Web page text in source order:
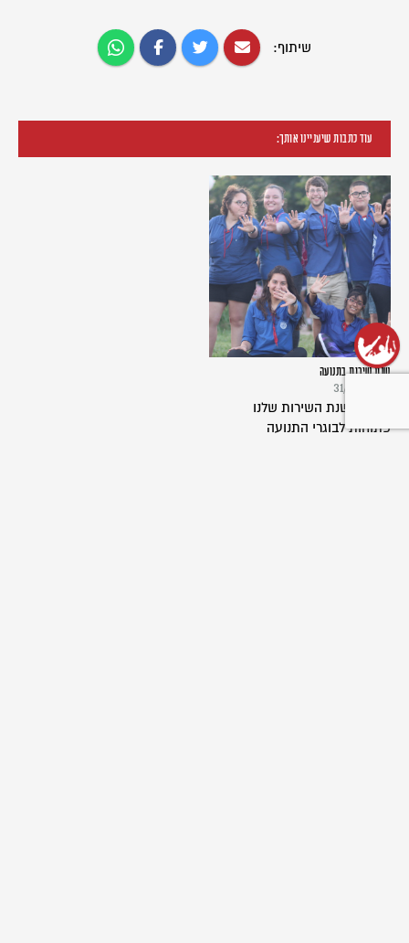
שיתוף:
עוד כתבות שיעניינו אותך:
שנת שירות בתנועה
31/03/2024
תכניות שנת השירות שלנו
פתוחות לבוגרי התנועה